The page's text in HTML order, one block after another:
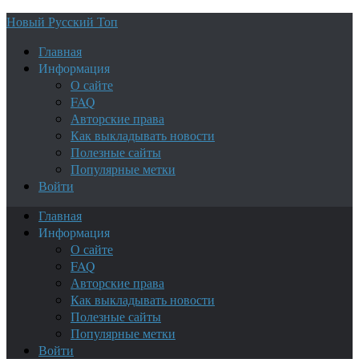
Новый Русский Топ
Главная
Информация
О сайте
FAQ
Авторские права
Как выкладывать новости
Полезные сайты
Популярные метки
Войти
Главная
Информация
О сайте
FAQ
Авторские права
Как выкладывать новости
Полезные сайты
Популярные метки
Войти